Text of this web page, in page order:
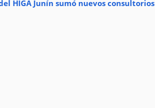
HIGA Junín sumó nuevos consultorios